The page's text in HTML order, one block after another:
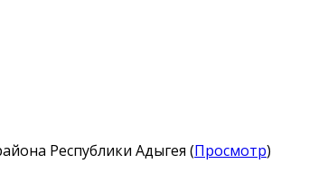
Республики Адыгея (Просмотр)